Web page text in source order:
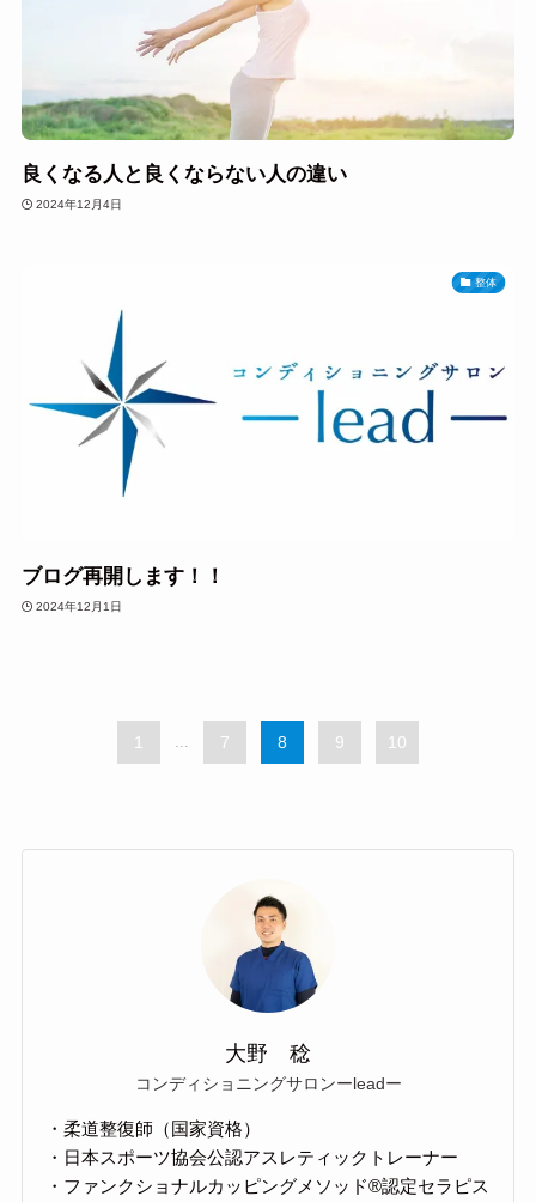
良くなる人と良くならない人の違い
2024年12月4日
整体
ブログ再開します！！
2024年12月1日
1 ... 7 8 9 10
大野 稔
コンディショニングサロンーleadー
・柔道整復師（国家資格）
・日本スポーツ協会公認アスレティックトレーナー
・ファンクショナルカッピングメソッド®認定セラピス